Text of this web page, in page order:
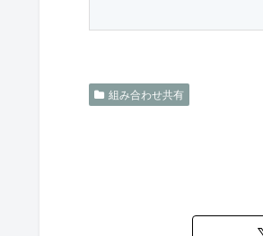
組み合わせ共有